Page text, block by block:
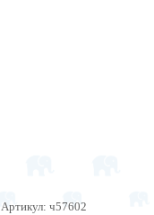
Артикул: ч57602